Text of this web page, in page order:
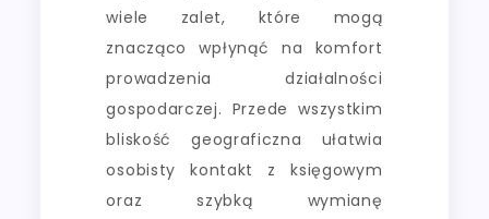
wiele zalet, które mogą
znacząco wpłynąć na komfort
prowadzenia działalności
gospodarczej. Przede wszystkim
bliskość geograficzna ułatwia
osobisty kontakt z księgowym
oraz szybką wymianę